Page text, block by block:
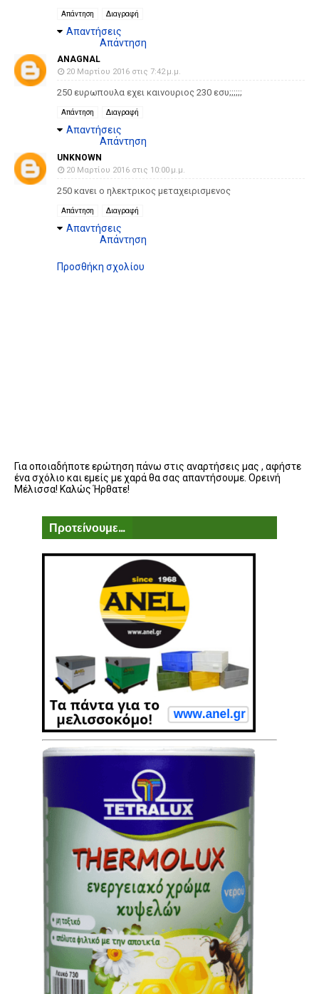
Απάντηση Διαγραφή
Απαντήσεις
Απάντηση
ANAGNAL
20 Μαρτίου 2016 στις 7:42 μ.μ.
250 ευρωπουλα εχει καινουριος 230 εσυ;;;;;;
Απάντηση Διαγραφή
Απαντήσεις
Απάντηση
UNKNOWN
20 Μαρτίου 2016 στις 10:00 μ.μ.
250 κανει ο ηλεκτρικος μεταχειρισμενος
Απάντηση Διαγραφή
Απαντήσεις
Απάντηση
Προσθήκη σχολίου
Για οποιαδήποτε ερώτηση πάνω στις αναρτήσεις μας , αφήστε
ένα σχόλιο και εμείς με χαρά θα σας απαντήσουμε. Ορεινή
Μέλισσα! Καλώς Ήρθατε!
Προτείνουμε...